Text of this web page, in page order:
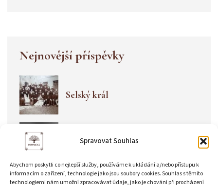
Spravovat Souhlas
Abychom poskytli co nejlepší služby, používáme k ukládání a/nebo přístupu k
informacím o zařízení, technologie jako jsou soubory cookies. Souhlas s těmito
technologiemi nám umožní zpracovávat údaje, jako je chování při procházení
Nejnovější příspěvky
Selský král
Toleranční modlitebna v
Libenicích